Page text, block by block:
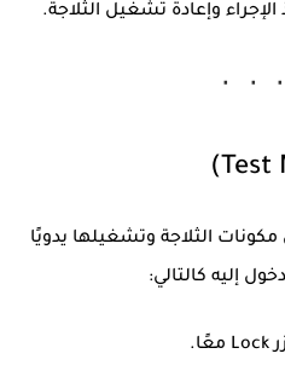
الإجراء وإعادة تشغيل الثلاجة.
الثلاجة وتشغيلها يدويًا
إليه كالتالي:
Lock معًا.